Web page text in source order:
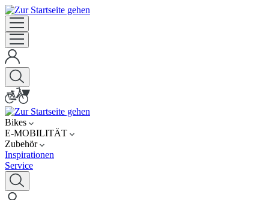
Bikes
E-MOBILITÄT
Zubehör
Inspirationen
Service